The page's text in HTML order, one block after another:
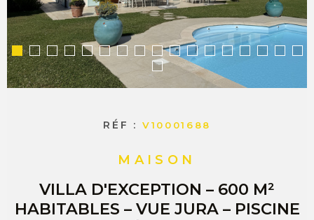
ESTIMER
VENDRE
RÉF :V10001688
MAISON
VILLA D'EXCEPTION – 600 M²
HABITABLES – VUE JURA – PISCINE